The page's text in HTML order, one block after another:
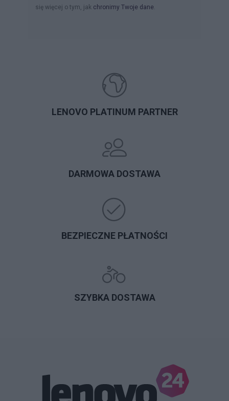
się więcej o tym, jak chronimy Twoje dane.
LENOVO PLATINUM PARTNER
DARMOWA DOSTAWA
BEZPIECZNE PŁATNOŚCI
SZYBKA DOSTAWA